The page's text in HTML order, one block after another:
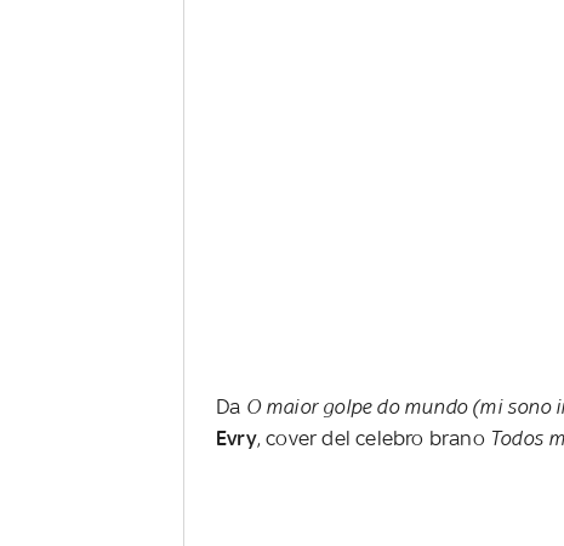
Da O maior golpe do mundo (mi
Evry, cover del celebro brano Todos